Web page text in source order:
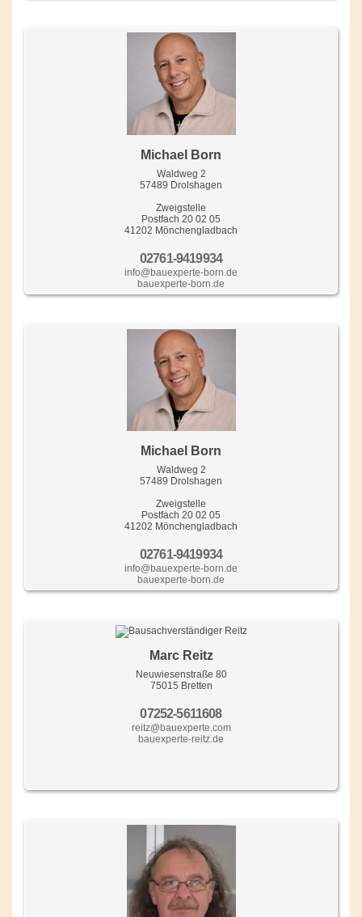
Michael Born
Waldweg 2
57489 Drolshagen
Zweigstelle
Postfach 20 02 05
41202 Mönchengladbach
02761-9419934
info@bauexperte-born.de
bauexperte-born.de
Michael Born
Waldweg 2
57489 Drolshagen
Zweigstelle
Postfach 20 02 05
41202 Mönchengladbach
02761-9419934
info@bauexperte-born.de
bauexperte-born.de
Marc Reitz
Neuwiesenstraße 80
75015 Bretten
07252-5611608
reitz@bauexperte.com
bauexperte-reitz.de